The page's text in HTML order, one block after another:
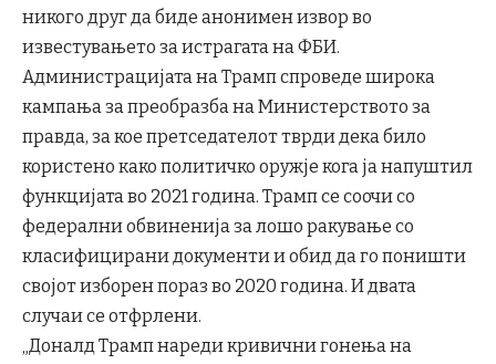
никого друг да биде анонимен извор во
известувањето за истрагата на ФБИ.
Администрацијата на Трамп спроведе широка
кампања за преобразба на Министерството за
правда, за кое претседателот тврди дека било
користено како политичко оружје кога ја напуштил
функцијата во 2021 година. Трамп се соочи со
федерални обвиненија за лошо ракување со
класифицирани документи и обид да го поништи
својот изборен пораз во 2020 година. И двата
случаи се отфрлени.
„Доналд Трамп нареди кривични гонења на